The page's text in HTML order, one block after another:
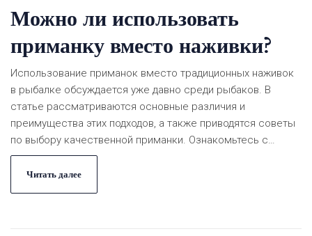
Можно ли использовать
приманку вместо наживки?
Использование приманок вместо традиционных наживок
в рыбалке обсуждается уже давно среди рыбаков. В
статье рассматриваются основные различия и
преимущества этих подходов, а также приводятся советы
по выбору качественной приманки. Ознакомьтесь с
рекомендациями экспертов по успешному
использованию приманок в различных условиях. Узнайте,
какие виды рыб лучше ловятся на приманки, и как
Читать далее